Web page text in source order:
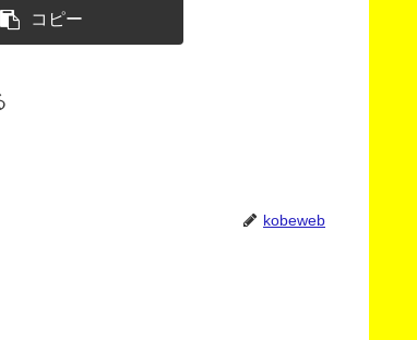
コピー
kobeweb